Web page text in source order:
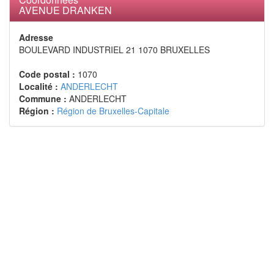
- La soci�t� priv�e � droit n�erlandais
INTERBREW INTERNATIONAL", ayant son si�ge
au Pays-Bas, 4811 1 CA Breda, Cerestraat 1.
Titulaire de mille deux cent vingt-deux (1.222)
actions de la soci�t� pr�nomm�e Inbev Belgium.
AVENUE DRANKEN
Adresse
BOULEVARD INDUSTRIEL 21 1070 BRUXELLES
Code postal : 1070
Localité : ANDERLECHT
Commune : ANDERLECHT
Région : Région de Bruxelles-Capitale